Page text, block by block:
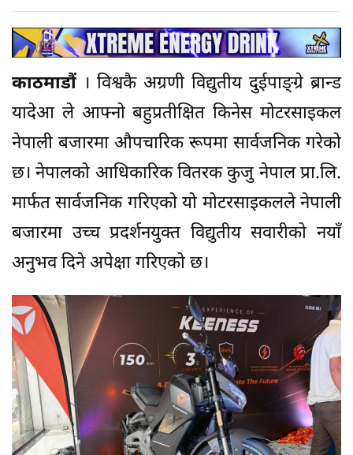
काठमाडौं । विश्वकै अग्रणी विद्युतीय दुईपाङ्ग्रे ब्रान्ड
यादेआ ले आफ्नो बहुप्रतीक्षित किनेस मोटरसाइकल
नेपाली बजारमा औपचारिक रूपमा सार्वजनिक गरेको
छ। नेपालको आधिकारिक वितरक कुजु नेपाल प्रा.लि.
मार्फत सार्वजनिक गरिएको यो मोटरसाइकलले नेपाली
बजारमा उच्च प्रदर्शनयुक्त विद्युतीय सवारीको नयाँ
अनुभव दिने अपेक्षा गरिएको छ।